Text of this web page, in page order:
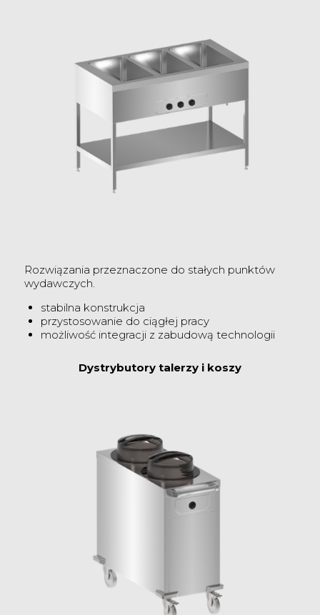
Rozwiązania przeznaczone do stałych punktów
wydawczych.
stabilna konstrukcja
przystosowanie do ciągłej pracy
możliwość integracji z zabudową technologii
Dystrybutory talerzy i koszy